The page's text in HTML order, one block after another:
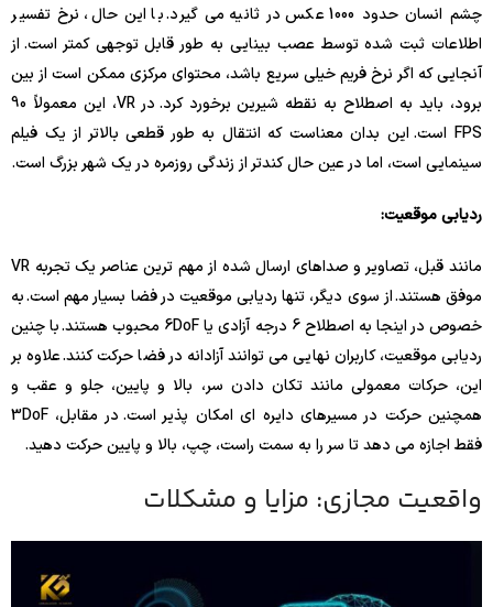
چشم انسان حدود 1000 عکس در ثانیه می گیرد. با این حال، نرخ تفسیر
اطلاعات ثبت شده توسط عصب بینایی به طور قابل توجهی کمتر است. از
آنجایی که اگر نرخ فریم خیلی سریع باشد، محتوای مرکزی ممکن است از بین
برود، باید به اصطلاح به نقطه شیرین برخورد کرد. در VR، این معمولاً 90
FPS است. این بدان معناست که انتقال به طور قطعی بالاتر از یک فیلم
سینمایی است، اما در عین حال کندتر از زندگی روزمره در یک شهر بزرگ است.
ردیابی موقعیت:
مانند قبل، تصاویر و صداهای ارسال شده از مهم ترین عناصر یک تجربه VR
موفق هستند. از سوی دیگر، تنها ردیابی موقعیت در فضا بسیار مهم است. به
خصوص در اینجا به اصطلاح 6 درجه آزادی یا 6DoF محبوب هستند. با چنین
ردیابی موقعیت، کاربران نهایی می توانند آزادانه در فضا حرکت کنند. علاوه بر
این، حرکات معمولی مانند تکان دادن سر، بالا و پایین، جلو و عقب و
همچنین حرکت در مسیرهای دایره ای امکان پذیر است. در مقابل، 3DoF
فقط اجازه می دهد تا سر را به سمت راست، چپ، بالا و پایین حرکت دهید.
واقعیت مجازی: مزایا و مشکلات